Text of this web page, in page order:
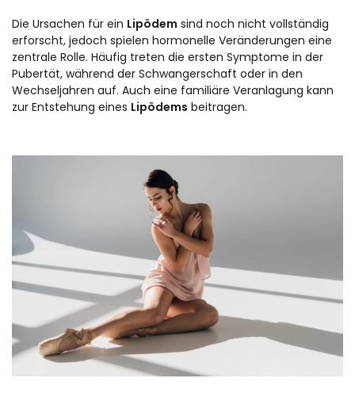
Die Ursachen für ein Lipödem sind noch nicht vollständig
erforscht, jedoch spielen hormonelle Veränderungen eine
zentrale Rolle. Häufig treten die ersten Symptome in der
Pubertät, während der Schwangerschaft oder in den
Wechseljahren auf. Auch eine familiäre Veranlagung kann
zur Entstehung eines Lipödems beitragen.